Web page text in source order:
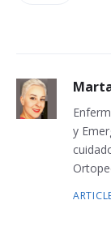
e
A
u
t
h
o
y